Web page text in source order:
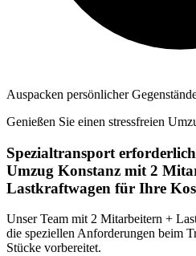
Auspacken persönlicher
Genießen Sie einen stressfreien
Spezialtransport
Umzug Konstanz mit 2
Lastkraftwagen für Ihre
Unser Team mit 2 Mitarbeitern +
die speziellen Anforderungen beim
Stücke vorbereitet.